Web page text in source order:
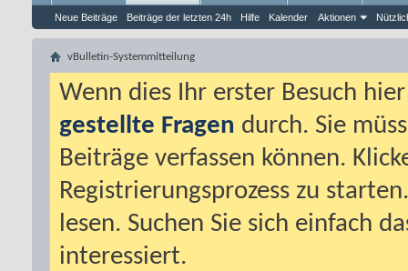
Neue Beiträge Beiträge der letzten 24h Hilfe Kalender Aktionen
vBulletin-Systemmitteilung
Wenn dies Ihr erster Besuch
gestellte Fragen durch. Sie
Beiträge verfassen können.
Registrierungsprozess zu
lesen. Suchen Sie sich einfach
interessiert.